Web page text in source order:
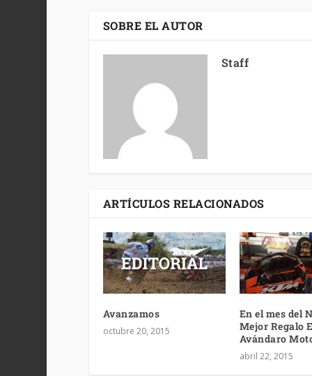
SOBRE EL AUTOR
Staff
ARTÍCULOS RELACIONADOS
Avanzamos
octubre 20, 2015
En el mes del
Mejor Regalo
Avándaro
abril 22, 2015